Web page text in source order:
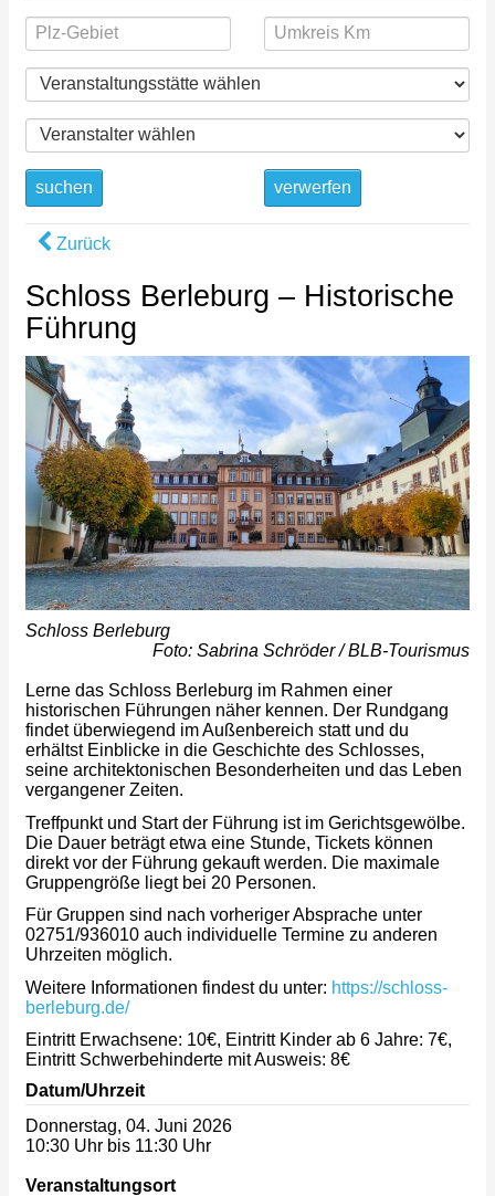
suchen verwerfen
Zurück
Schloss Berleburg – Historische
Führung
Schloss Berleburg
Foto: Sabrina Schröder / BLB-Tourismus
Lerne das Schloss Berleburg im Rahmen einer
historischen Führungen näher kennen. Der Rundgang
findet überwiegend im Außenbereich statt und du
erhältst Einblicke in die Geschichte des Schlosses,
seine architektonischen Besonderheiten und das Leben
vergangener Zeiten.
Treffpunkt und Start der Führung ist im Gerichtsgewölbe.
Die Dauer beträgt etwa eine Stunde, Tickets können
direkt vor der Führung gekauft werden. Die maximale
Gruppengröße liegt bei 20 Personen.
Für Gruppen sind nach vorheriger Absprache unter
02751/936010 auch individuelle Termine zu anderen
Uhrzeiten möglich.
Weitere Informationen findest du unter: https://schloss-
berleburg.de/
Eintritt Erwachsene: 10€, Eintritt Kinder ab 6 Jahre: 7€,
Eintritt Schwerbehinderte mit Ausweis: 8€
Datum/Uhrzeit
Donnerstag, 04. Juni 2026
10:30 Uhr bis 11:30 Uhr
Veranstaltungsort